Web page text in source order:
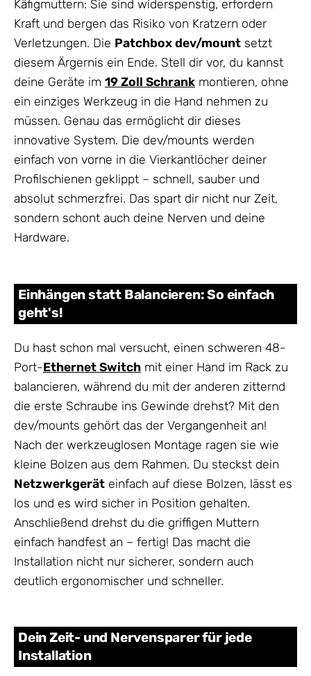
Käfigmuttern: Sie sind widerspenstig, erfordern
Kraft und bergen das Risiko von Kratzern oder
Verletzungen. Die Patchbox dev/mount setzt
diesem Ärgernis ein Ende. Stell dir vor, du kannst
deine Geräte im 19 Zoll Schrank montieren, ohne
ein einziges Werkzeug in die Hand nehmen zu
müssen. Genau das ermöglicht dir dieses
innovative System. Die dev/mounts werden
einfach von vorne in die Vierkantlöcher deiner
Profilschienen geklippt – schnell, sauber und
absolut schmerzfrei. Das spart dir nicht nur Zeit,
sondern schont auch deine Nerven und deine
Hardware.
Einhängen statt Balancieren: So einfach
geht's!
Du hast schon mal versucht, einen schweren 48-
Port-Ethernet Switch mit einer Hand im Rack zu
balancieren, während du mit der anderen zitternd
die erste Schraube ins Gewinde drehst? Mit den
dev/mounts gehört das der Vergangenheit an!
Nach der werkzeuglosen Montage ragen sie wie
kleine Bolzen aus dem Rahmen. Du steckst dein
Netzwerkgerät einfach auf diese Bolzen, lässt es
los und es wird sicher in Position gehalten.
Anschließend drehst du die griffigen Muttern
einfach handfest an – fertig! Das macht die
Installation nicht nur sicherer, sondern auch
deutlich ergonomischer und schneller.
Dein Zeit- und Nervensparer für jede
Installation